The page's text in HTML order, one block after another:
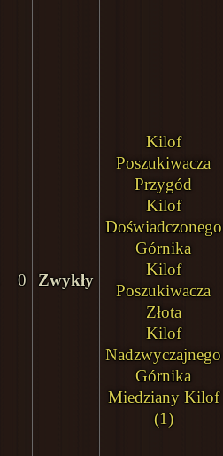
0 Zwykły
Kilof
Poszukiwacza
Przygód
Kilof
Doświadczonego
Górnika
Kilof
Poszukiwacza
Złota
Kilof
Nadzwyczajnego
Górnika
Miedziany Kilof
(1)